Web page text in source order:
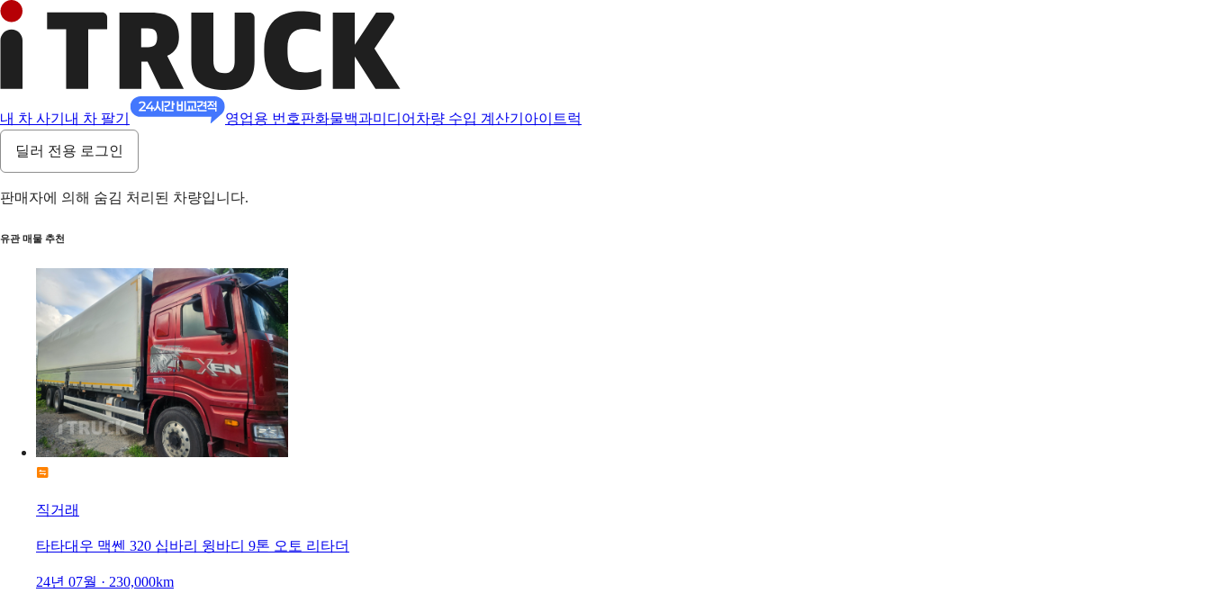
내 차 사기 내 차 팔기 영업용 번호판화물백과미디어 차량 수입 계산기 아이트럭
딜러 전용 로그인
판매자에 의해 숨김 처리된 차량입니다.
유관 매물 추천
직거래
타타대우 맥쎈 320 십바리 윙바디 9톤 오토 리타더
24년 07월 · 230,000km